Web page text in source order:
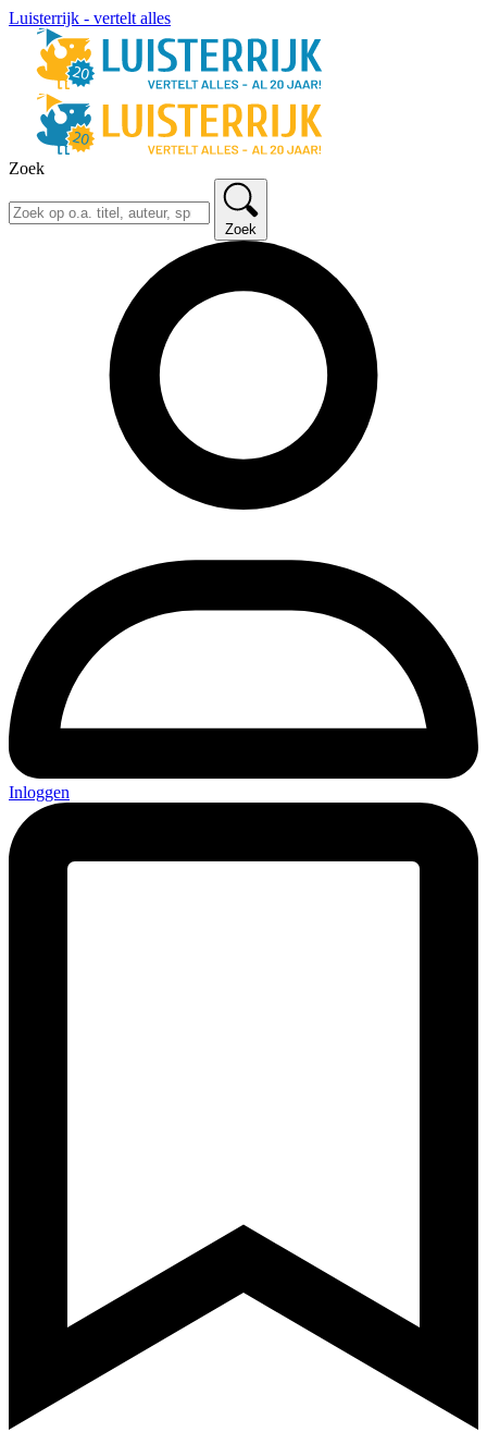
Luisterrijk - vertelt alles
Zoek
Zoek
Inloggen